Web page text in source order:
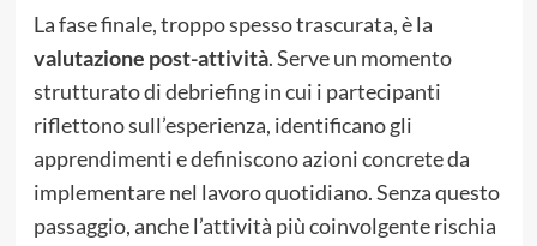
La fase finale, troppo spesso trascurata, è la
valutazione post-attività. Serve un momento
strutturato di debriefing in cui i partecipanti
riflettono sull’esperienza, identificano gli
apprendimenti e definiscono azioni concrete da
implementare nel lavoro quotidiano. Senza questo
passaggio, anche l’attività più coinvolgente rischia